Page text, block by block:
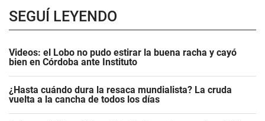
SEGUÍ LEYENDO
Videos: el Lobo no pudo estirar la buena racha y cayó
bien en Córdoba ante Instituto
¿Hasta cuándo dura la resaca mundialista? La cruda
vuelta a la cancha de todos los días